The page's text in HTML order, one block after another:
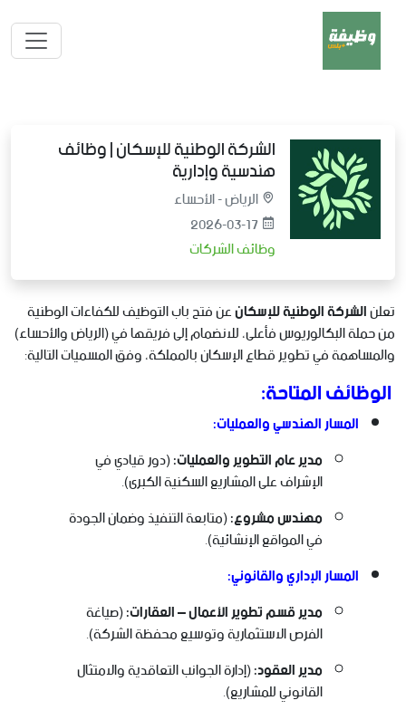
الشركة الوطنية للإسكان | وظائف
هندسية وإدارية
الرياض - الأحساء
2026-03-17
وظائف الشركات
تعلنالشركة الوطنية للإسكانعن فتح باب التوظيف للكفاءات الوطنية
من حملة البكالوريوس فأعلى، للانضمام إلى فريقها في (الرياض والأحساء)
والمساهمة في تطوير قطاع الإسكان بالمملكة، وفق المسميات التالية:
الوظائف المتاحة:
المسار الهندسي والعمليات:
مدير عام التطوير والعمليات:(دور قيادي في
الإشراف على المشاريع السكنية الكبرى).
مهندس مشروع:(متابعة التنفيذ وضمان الجودة
في المواقع الإنشائية).
المسار الإداري والقانوني:
مدير قسم تطوير الأعمال – العقارات:(صياغة
الفرص الاستثمارية وتوسيع محفظة الشركة).
مدير العقود:(إدارة الجوانب التعاقدية والامتثال
القانوني للمشاريع).